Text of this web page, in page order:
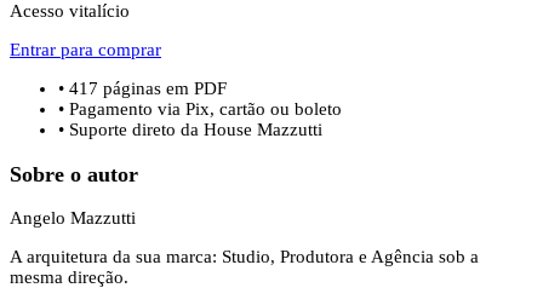
Acesso vitalício
Entrar para comprar
• 417 páginas em PDF
• Pagamento via Pix, cartão ou boleto
• Suporte direto da House Mazzutti
Sobre o autor
Angelo Mazzutti
A arquitetura da sua marca: Studio, Produtora e Agência sob a
mesma direção.